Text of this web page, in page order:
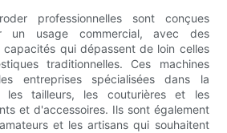
professionnelles sont conçues
un usage commercial, avec des
qui dépassent de loin celles
traditionnelles. Ces machines
entreprises spécialisées dans la
les tailleurs, les couturières et les
et d'accessoires. Ils sont également
et les artisans qui souhaitent